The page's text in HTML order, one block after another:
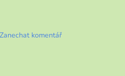
Zanechat komentář